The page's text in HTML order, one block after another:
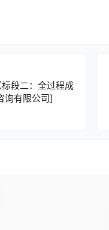
段二：全过程成
询有限公司]